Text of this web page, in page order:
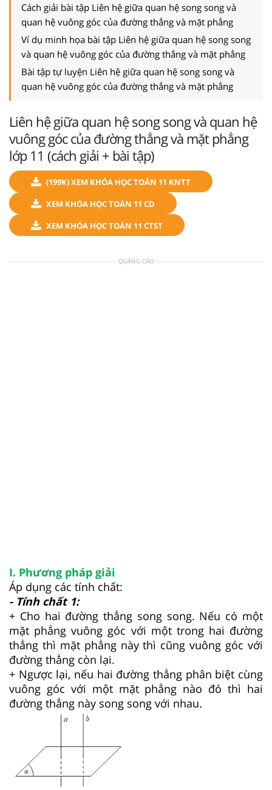
Cách giải bài tập Liên hệ giữa quan hệ song song và
quan hệ vuông góc của đường thẳng và mặt phẳng
Ví dụ minh họa bài tập Liên hệ giữa quan hệ song song
và quan hệ vuông góc của đường thẳng và mặt phẳng
Bài tập tự luyện Liên hệ giữa quan hệ song song và
quan hệ vuông góc của đường thẳng và mặt phẳng
Liên hệ giữa quan hệ song song và quan hệ
vuông góc của đường thẳng và mặt phẳng
lớp 11 (cách giải + bài tập)
(199K) XEM KHÓA HỌC TOÁN 11 KNTT
XEM KHÓA HỌC TOÁN 11 CD
XEM KHÓA HỌC TOÁN 11 CTST
QUẢNG CÁO
I. Phương pháp giải
Áp dụng các tính chất:
- Tính chất 1:
+ Cho hai đường thẳng song song. Nếu có một
mặt phẳng vuông góc với một trong hai đường
thẳng thì mặt phẳng này thì cũng vuông góc với
đường thẳng còn lại.
+ Ngược lại, nếu hai đường thẳng phân biệt cùng
vuông góc với một mặt phẳng nào đó thì hai
đường thẳng này song song với nhau.